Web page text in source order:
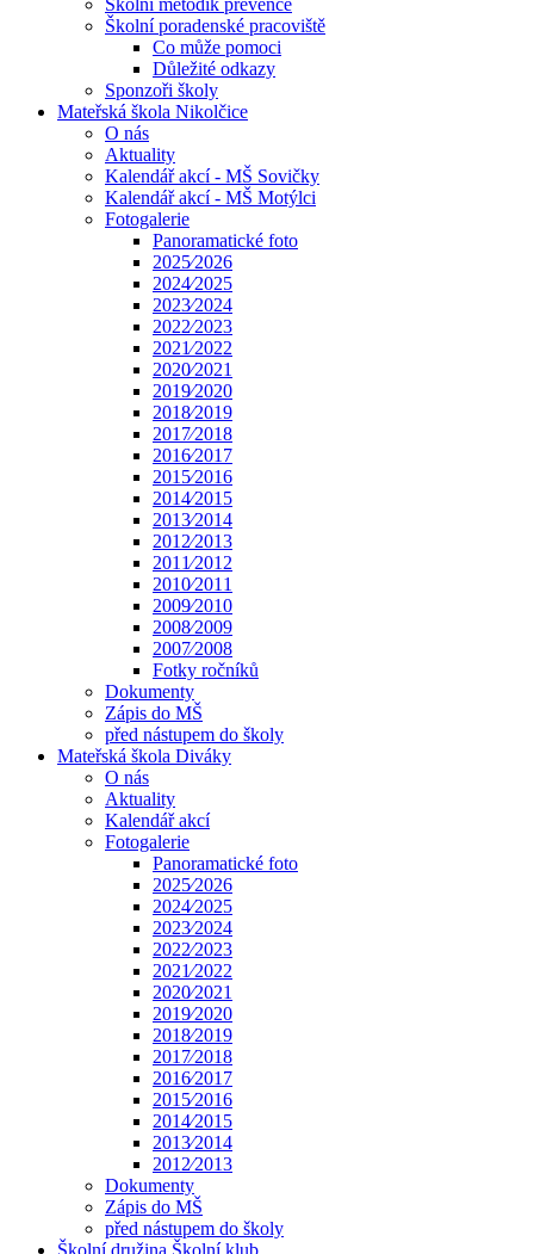
Školní metodik prevence
Školní poradenské pracoviště
Co může pomoci
Důležité odkazy
Sponzoři školy
Mateřská škola Nikolčice
O nás
Aktuality
Kalendář akcí - MŠ Sovičky
Kalendář akcí - MŠ Motýlci
Fotogalerie
Panoramatické foto
2025⁄2026
2024⁄2025
2023⁄2024
2022⁄2023
2021⁄2022
2020⁄2021
2019⁄2020
2018⁄2019
2017⁄2018
2016⁄2017
2015⁄2016
2014⁄2015
2013⁄2014
2012⁄2013
2011⁄2012
2010⁄2011
2009⁄2010
2008⁄2009
2007⁄2008
Fotky ročníků
Dokumenty
Zápis do MŠ
před nástupem do školy
Mateřská škola Diváky
O nás
Aktuality
Kalendář akcí
Fotogalerie
Panoramatické foto
2025⁄2026
2024⁄2025
2023⁄2024
2022⁄2023
2021⁄2022
2020⁄2021
2019⁄2020
2018⁄2019
2017⁄2018
2016⁄2017
2015⁄2016
2014⁄2015
2013⁄2014
2012⁄2013
Dokumenty
Zápis do MŠ
před nástupem do školy
Školní družina Školní klub